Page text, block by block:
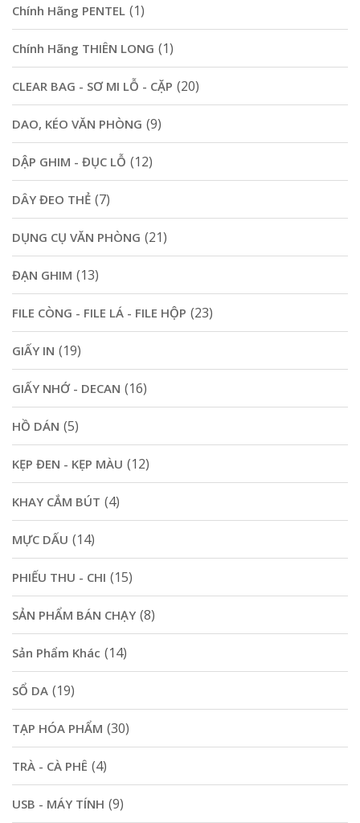
Chính Hãng PENTEL (1)
Chính Hãng THIÊN LONG (1)
CLEAR BAG - SƠ MI LỖ - CẶP (20)
DAO, KÉO VĂN PHÒNG (9)
DẬP GHIM - ĐỤC LỖ (12)
DÂY ĐEO THẺ (7)
DỤNG CỤ VĂN PHÒNG (21)
ĐẠN GHIM (13)
FILE CÒNG - FILE LÁ - FILE HỘP (23)
GIẤY IN (19)
GIẤY NHỚ - DECAN (16)
HỒ DÁN (5)
KẸP ĐEN - KẸP MÀU (12)
KHAY CẮM BÚT (4)
MỰC DẤU (14)
PHIẾU THU - CHI (15)
SẢN PHẨM BÁN CHẠY (8)
Sản Phẩm Khác (14)
SỔ DA (19)
TẠP HÓA PHẨM (30)
TRÀ - CÀ PHÊ (4)
USB - MÁY TÍNH (9)